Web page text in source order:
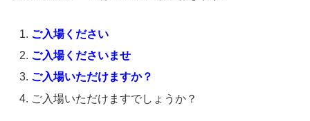
ご入場ください
ご入場くださいませ
ご入場いただけますか？
ご入場いただけますでしょうか？